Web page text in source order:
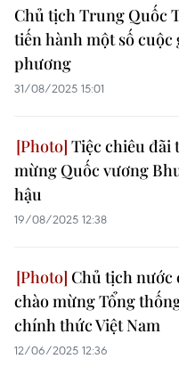
Chủ tịch Trung Quốc
tiến hành một số cuộc
phương
31/08/2025 15:01
Tiệc chiêu đãi
mừng Quốc vương
hậu
19/08/2025 12:38
Chủ tịch nước
chào mừng Tổng
chính thức Việt Nam
12/06/2025 12:36